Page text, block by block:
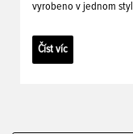
vyrobeno v jednom
Číst víc